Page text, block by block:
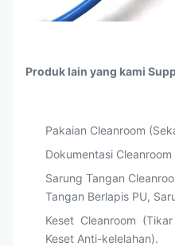
Produk lain yang kami
Pakaian Cleanroom
Dokumentasi
Sarung Tangan
Tangan Berlapis PU,
Keset Cleanroom
Keset Anti-kelelahan).